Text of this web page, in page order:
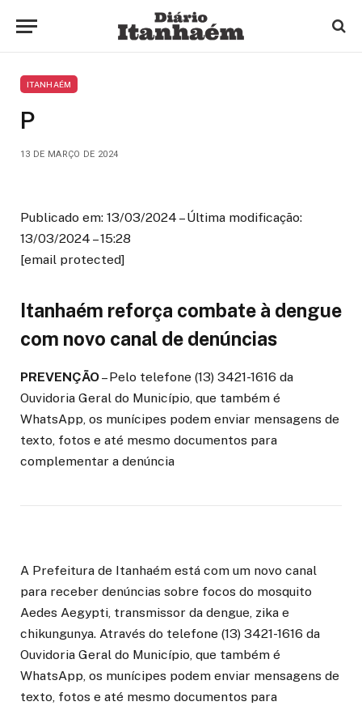
ITANHAÉM
P
13 DE MARÇO DE 2024
Publicado em: 13/03/2024 – Última modificação:
13/03/2024 – 15:28
[email protected]
Itanhaém reforça combate à dengue
com novo canal de denúncias
PREVENÇÃO– Pelo telefone (13) 3421-1616 da
Ouvidoria Geral do Município, que também é
WhatsApp, os munícipes podem enviar mensagens de
texto, fotos e até mesmo documentos para
complementar a denúncia
A Prefeitura de Itanhaém está com um novo canal
para receber denúncias sobre focos do mosquito
Aedes Aegypti, transmissor da dengue, zika e
chikungunya. Através do telefone (13) 3421-1616 da
Ouvidoria Geral do Município, que também é
WhatsApp, os munícipes podem enviar mensagens de
texto, fotos e até mesmo documentos para